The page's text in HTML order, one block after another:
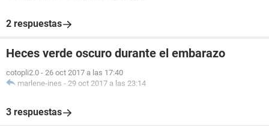
2 respuestas
Heces verde oscuro durante el embarazo
cotopli2.0 - 26 oct 2017 a las 17:40
marlene-ines - 29 oct 2017 a las 23:14
3 respuestas